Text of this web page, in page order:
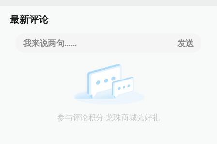
最新评论
我来说两句...... 发送
参与评论积分 龙珠商城兑好礼